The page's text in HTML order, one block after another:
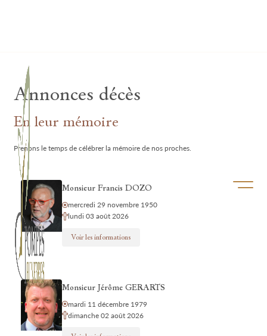
Ouvrir/
Annonces décès
En leur mémoire
Prenons le temps de célébrer la mémoire de nos proches.
Monsieur Francis DOZO
mercredi 29 novembre 1950
lundi 03 août 2026
Voir les informations
Monsieur Jérôme GERARTS
mardi 11 décembre 1979
dimanche 02 août 2026